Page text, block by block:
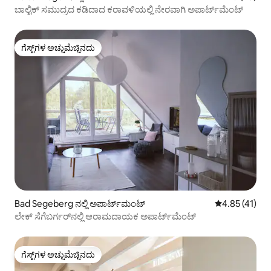
ಬಾಲ್ಟಿಕ್ ಸಮುದ್ರದ ಕಡಿದಾದ ಕರಾವಳಿಯಲ್ಲಿ ನೇರವಾಗಿ ಅಪಾರ್ಟ್‌ಮೆಂಟ್
ಗೆಸ್ಟ್‌ಗಳ ಅಚ್ಚುಮೆಚ್ಚಿನದು
ಗೆಸ್ಟ್‌ಗಳ ಅಚ್ಚುಮೆಚ್ಚಿನದು
Bad Segeberg ನಲ್ಲಿ ಅಪಾರ್ಟ್‌ಮಂಟ್ 5 ರಲ್ಲಿ 4.85
4.85 (41)
ಲೇಕ್ ಸೆಗೆಬರ್ಗರ್‌ನಲ್ಲಿ ಆರಾಮದಾಯಕ ಅಪಾರ್ಟ್‌ಮೆಂಟ್
ಗೆಸ್ಟ್‌ಗಳ ಅಚ್ಚುಮೆಚ್ಚಿನದು
ಗೆಸ್ಟ್‌ಗಳ ಅಚ್ಚುಮೆಚ್ಚಿನದು